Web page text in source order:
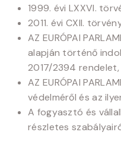
1999. évi LXXVI.
2011. évi CXII.
AZ EURÓPAI
alapján történő
2017/2394
AZ EURÓPAI
védelméről és az
A fogyasztó és
részletes